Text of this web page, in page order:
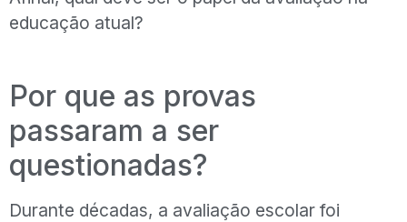
educação atual?
Por que as provas
passaram a ser
questionadas?
Durante décadas, a avaliação escolar foi